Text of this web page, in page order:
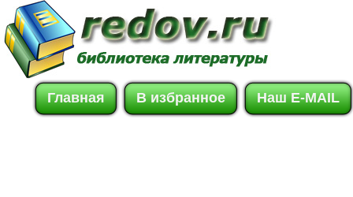
Главная В избранное Наш E-MAIL